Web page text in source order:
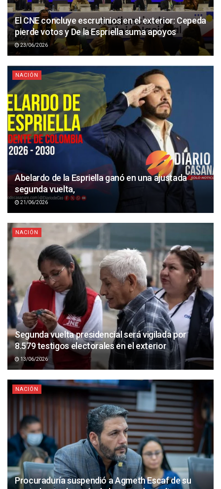
El CNE concluye escrutinios en el exterior: Cepeda
pierde votos y De la Espriella suma apoyos
23/06/2026
NACIÓN
Abelardo de la Espriella ganó en una ajustada
segunda vuelta,
21/06/2026
NACIÓN
Segunda vuelta presidencial será vigilada por
8.579 testigos electorales en el exterior
13/06/2026
NACIÓN
Procuraduría suspendió a Agmeth Escaf de su